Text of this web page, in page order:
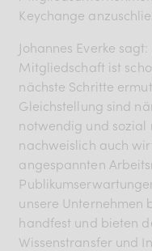
Keychange
Johannes Everke
Mitgliedschaft ist
nächste Schritte
Gleichstellung sind
notwendig und sozial
nachweislich auch
angespannten
unsere Unternehmen
handfest und bieten
Wissenstransfer und